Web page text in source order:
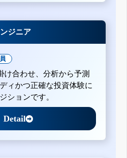
ジニア
け合わせ、分析から予測
ィかつ正確な投資体験に
ションです。
Detail